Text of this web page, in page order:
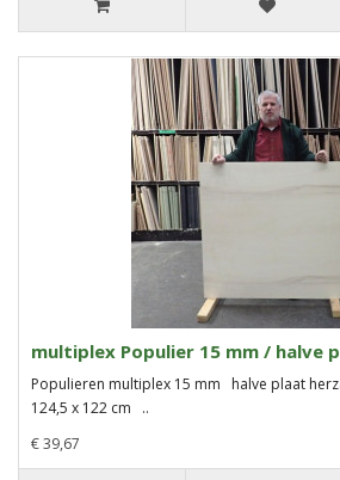
multiplex Populier 15 mm / halve
Populieren multiplex 15 mm halve plaat
124,5 x 122 cm ..
€ 39,67